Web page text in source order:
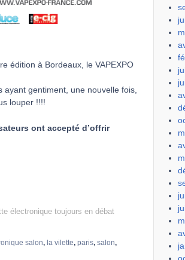
édition à Bordeaux, le VAPEXPO
ayant gentiment, une nouvelle fois,
louper !!!!
ont accepté d’offrir
électronique toujours en débat
salon, la vilette, paris, salon,